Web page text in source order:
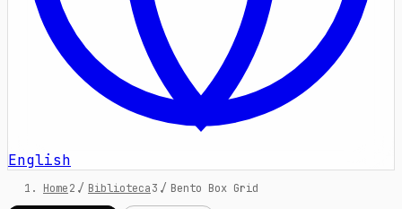
English
Home / Biblioteca / Bento Box Grid